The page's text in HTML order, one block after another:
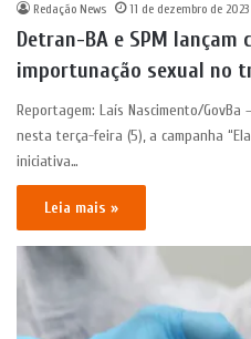
Redação News 11 de dezembro de 2023
Detran-BA e SPM
importunação sexual no
Reportagem: Laís Nascimento/GovBa
nesta terça-feira (5), a campanha
iniciativa…
Leia mais »